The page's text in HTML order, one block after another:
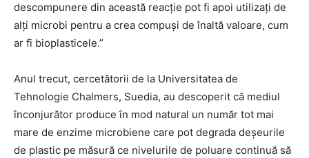
descompunere din această reacție pot fi apoi utilizați de
alți microbi pentru a crea compuși de înaltă valoare, cum
ar fi bioplasticele.”
Anul trecut, cercetătorii de la Universitatea de
Tehnologie Chalmers, Suedia, au descoperit că mediul
înconjurător produce în mod natural un număr tot mai
mare de enzime microbiene care pot degrada deșeurile
de plastic pe măsură ce nivelurile de poluare continuă să